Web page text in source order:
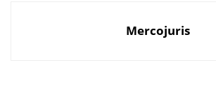
Mercojuris